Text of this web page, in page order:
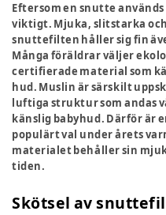
Eftersom en snutte
viktigt. Mjuka, slitstarka
snuttefilten håller sig fin
Många föräldrar väljer
certifierade material som
hud. Muslin är särskilt
luftiga struktur som andas
känslig babyhud. Därför
populärt val under årets
materialet behåller sin
tiden.
Skötsel av